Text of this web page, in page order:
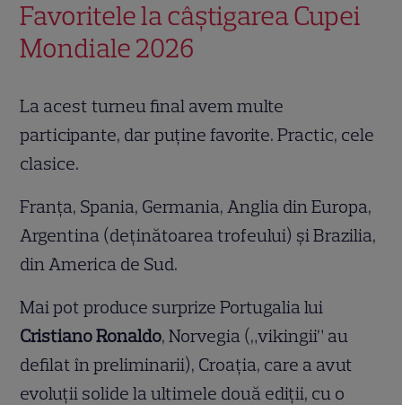
Favoritele la câștigarea Cupei
Mondiale 2026
La acest turneu final avem multe
participante, dar puține favorite. Practic, cele
clasice.
Franța, Spania, Germania, Anglia din Europa,
Argentina (deținătoarea trofeului) și Brazilia,
din America de Sud.
Mai pot produce surprize Portugalia lui
Cristiano Ronaldo, Norvegia („vikingii” au
defilat în preliminarii), Croația, care a avut
evoluții solide la ultimele două ediții, cu o